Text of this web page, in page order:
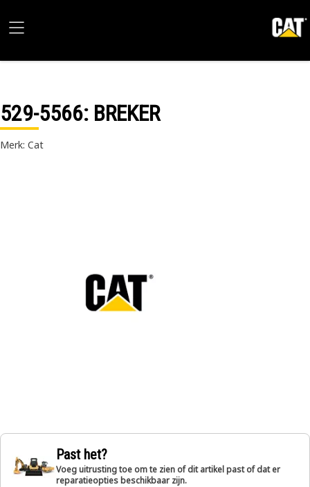
529-5566: BREKER
Merk: Cat
Past het?
Voeg uitrusting toe om te zien of dit artikel past of dat er
reparatieopties beschikbaar zijn.